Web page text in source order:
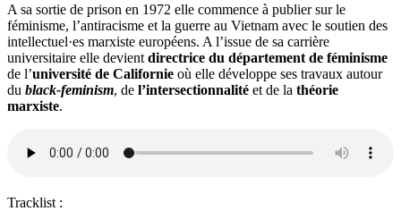
A sa sortie de prison en 1972 elle commence à publier sur le
féminisme, l’antiracisme et la guerre au Vietnam avec le soutien des
intellectuel·es marxiste européens. A l’issue de sa carrière
universitaire elle devient directrice du département de féminisme
de l’université de Californie où elle développe ses travaux autour
du black-feminism, de l’intersectionnalité et de la théorie
marxiste.
Tracklist :